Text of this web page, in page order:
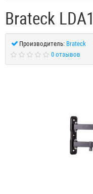
Brateck
Производитель: Brateck
0 отзывов